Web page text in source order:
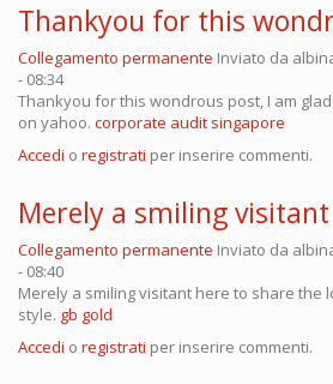
Thankyou for this
Collegamento permanente Inviato da
- 08:34
Thankyou for this wondrous post, I am
on yahoo. corporate audit singapore
Accedi o registrati per inserire commenti.
Merely a smiling visitant
Collegamento permanente Inviato da
- 08:40
Merely a smiling visitant here to share the
style. gb gold
Accedi o registrati per inserire commenti.